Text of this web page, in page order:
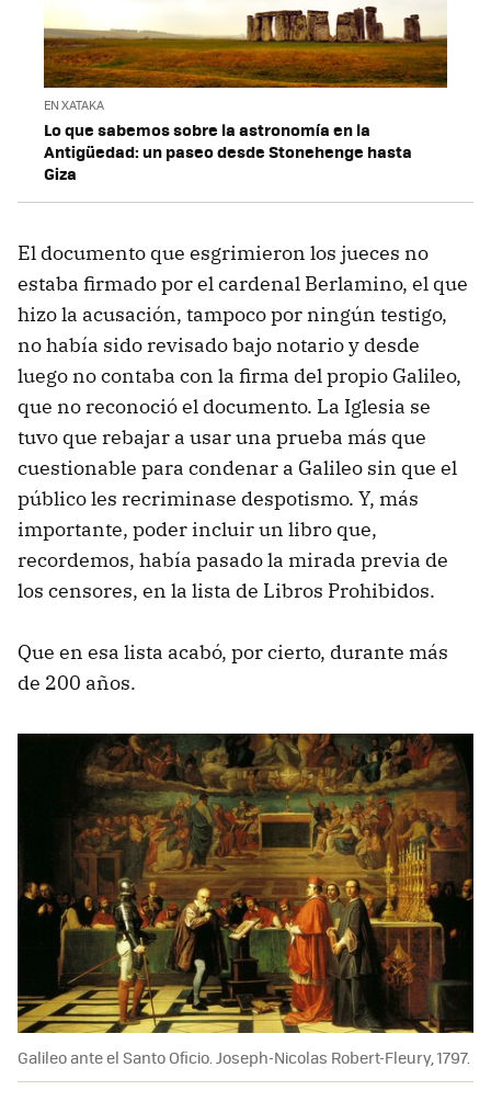
EN XATAKA
Lo que sabemos sobre la astronomía en la
Antigüedad: un paseo desde Stonehenge hasta
Giza
El documento que esgrimieron los jueces no
estaba firmado por el cardenal Berlamino, el que
hizo la acusación, tampoco por ningún testigo,
no había sido revisado bajo notario y desde
luego no contaba con la firma del propio Galileo,
que no reconoció el documento. La Iglesia se
tuvo que rebajar a usar una prueba más que
cuestionable para condenar a Galileo sin que el
público les recriminase despotismo. Y, más
importante, poder incluir un libro que,
recordemos, había pasado la mirada previa de
los censores, en la lista de Libros Prohibidos.
Que en esa lista acabó, por cierto, durante más
de 200 años.
Galileo ante el Santo Oficio. Joseph-Nicolas Robert-Fleury, 1797.